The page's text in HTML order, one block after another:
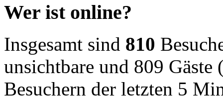
Wer ist online?
Insgesamt sind 810
unsichtbare und 809 Gäste
Besuchern der letzten 5